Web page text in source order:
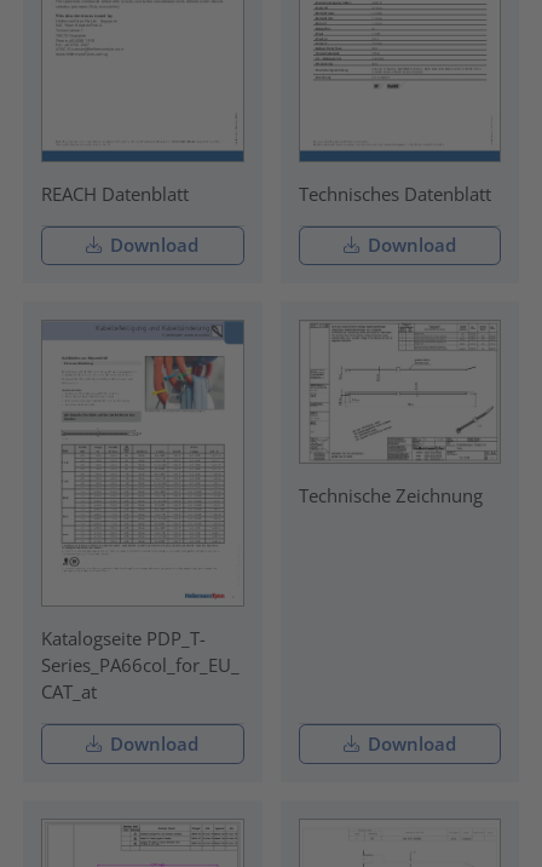
REACH Datenblatt
Download
Technisches Datenblatt
Download
Katalogseite PDP_T-
Series_PA66col_for_EU_
CAT_at
Download
Technische Zeichnung
Download